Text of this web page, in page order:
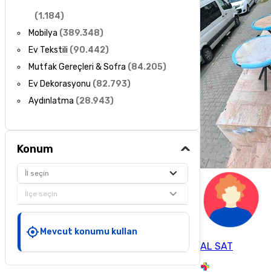
(1.184)
Mobilya (389.348)
Ev Tekstili (90.442)
Mutfak Gereçleri & Sofra (84.205)
Ev Dekorasyonu (82.793)
Aydınlatma (28.943)
Konum
İl seçin
İlçe seçin
Mevcut konumu kullan
AL SAT